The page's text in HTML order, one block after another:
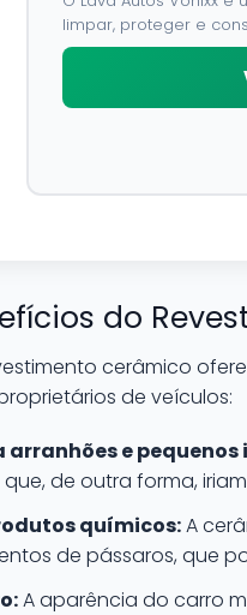
limpar, proteger e
neutro, pode ser
do
cerâmico
de veículos:
e
de outra forma,
químicos:A
de pássaros, que
A aparência do carro